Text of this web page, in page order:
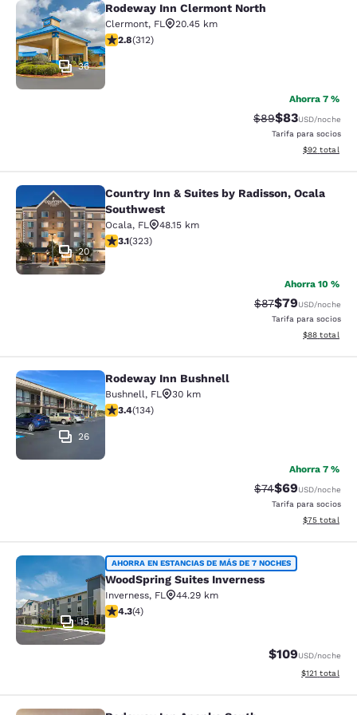
Rodeway Inn Clermont North
36
Rodeway Inn Clermont North
Clermont, FL
20.45 km
Calificación de 2.76 estrellas. Razonable. 312 reseñas
2.8(312)
Ahorra 7 %
Tarifa tachada:
$89Tarifa
$83USD/noche
Tarifa para socios
Ver detalles
$92 total
Country Inn & Suites by Radisson,
20
Country Inn & Suites by Radisson, Ocala
Southwest
Ocala, FL
48.15 km
Calificación de 3.09 estrellas. Razonable. 323 reseñas
3.1(323)
Ahorra 10 %
Tarifa tachada:
$87Tarifa
$79USD/noche
Tarifa para socios
Ver detalles
$88 total
Rodeway Inn Bushnell
26
Rodeway Inn Bushnell
Bushnell, FL
30 km
Calificación de 3.37 estrellas. Bueno. 134 reseñas
3.4(134)
Ahorra 7 %
Tarifa tachada:
$74Tarifa
$69USD/noche
Tarifa para socios
Ver detalles
$75 total
WoodSpring Suites Inverness
15
AHORRA EN ESTANCIAS DE MÁS DE 7 NOCHES
WoodSpring Suites Inverness
Inverness, FL
44.29 km
Calificación de 4.25 estrellas. Excelente. 4 reseñas
4.3(4)
$109USD/noche
Ver detalles
$121 total